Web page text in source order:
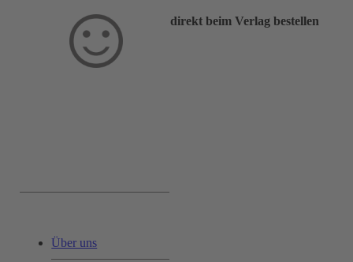
direkt beim Verlag bestellen
Über uns